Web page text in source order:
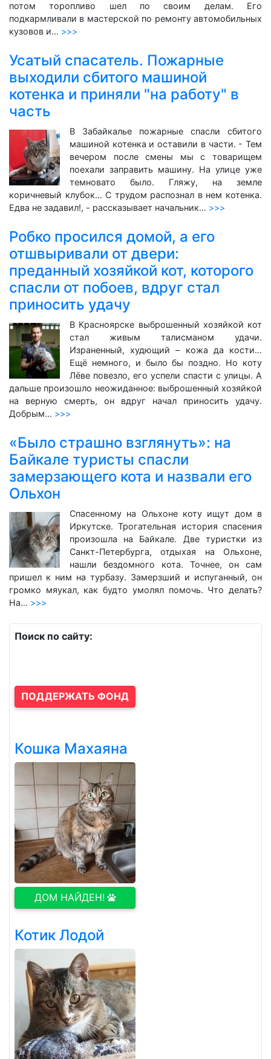
потом торопливо шел по своим делам. Его
подкармливали в мастерской по ремонту автомобильных
кузовов и… >>>
Усатый спасатель. Пожарные
выходили сбитого машиной
котенка и приняли "на работу" в
часть
В Забайкалье пожарные спасли сбитого
машиной котенка и оставили в части. - Тем
вечером после смены мы с товарищем
поехали заправить машину. На улице уже
темновато было. Гляжу, на земле
коричневый клубок… С трудом распознал в нем котенка.
Едва не задавил!, - рассказывает начальник… >>>
Робко просился домой, а его
отшвыривали от двери:
преданный хозяйкой кот, которого
спасли от побоев, вдруг стал
приносить удачу
В Красноярске выброшенный хозяйкой кот
стал живым талисманом удачи.
Израненный, худющий – кожа да кости…
Ещё немного, и было бы поздно. Но коту
Лёве повезло, его успели спасти с улицы. А
дальше произошло неожиданное: выброшенный хозяйкой
на верную смерть, он вдруг начал приносить удачу.
Добрым… >>>
«Было страшно взглянуть»: на
Байкале туристы спасли
замерзающего кота и назвали его
Ольхон
Спасенному на Ольхоне коту ищут дом в
Иркутске. Трогательная история спасения
произошла на Байкале. Две туристки из
Санкт-Петербурга, отдыхая на Ольхоне,
нашли бездомного кота. Точнее, он сам
пришел к ним на турбазу. Замерзший и испуганный, он
громко мяукал, как будто умолял помочь. Что делать?
На… >>>
Поиск по сайту:
ПОДДЕРЖАТЬ ФОНД
Кошка Махаяна
ДОМ НАЙДЕН!
Котик Лодой